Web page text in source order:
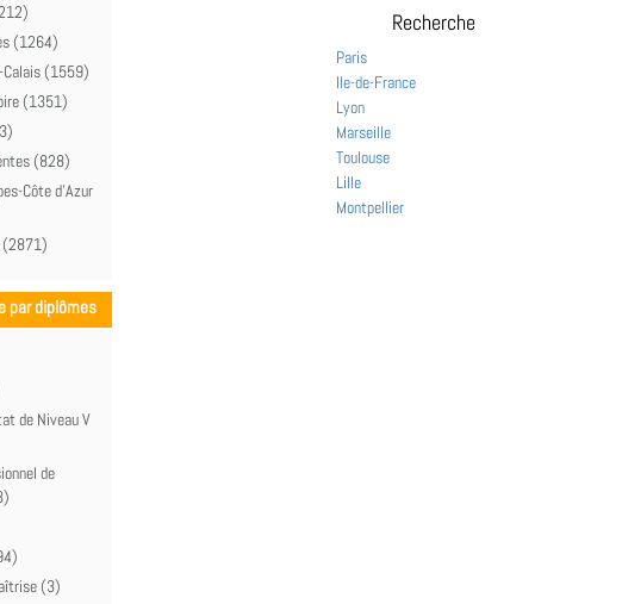
(1264)
Calais (1559)
(1351)
(828)
Côte d'Azur
(2871)
par diplômes
de Niveau V
de
(3)
Recherche
Paris
Ile-de-France
Lyon
Marseille
Toulouse
Lille
Montpellier